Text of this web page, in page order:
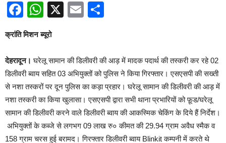
Facebook
WhatsApp
X Email
क्रांति मिशन ब्यूरो
देहरादून। घरेलू सामान की डिलीवरी की आड़ में मादक पदार्थ की तस्करी कर रहे 02
डिलीवरी ब्वाय सहित 03 अभियुक्तों को पुलिस ने किया गिरफ्तार। एसएसपी की सख्ती
से नशा तस्करों पर दून पुलिस का कड़ा प्रहार। घरेलू सामान की डिलीवरी की आड़ में
नशा तस्करी का किया खुलासा। एसएसपी द्वारा सभी थाना प्रभारियों को फ़ूड/घरेलू
सामान की डिलीवरी करने वाले डिलीवरी ब्वाय की आकस्मिक चेकिंग के दिये हैं निर्देश।
अभियुक्तों के कब्जे से लगभग 09 लाख रु० कीमत की 29.94 ग्राम अवैध स्मैक व
158 ग्राम चरस हुई बरामद। गिरफ्तार डिलीवरी ब्वाय Blinkit कम्पनी में करते थे